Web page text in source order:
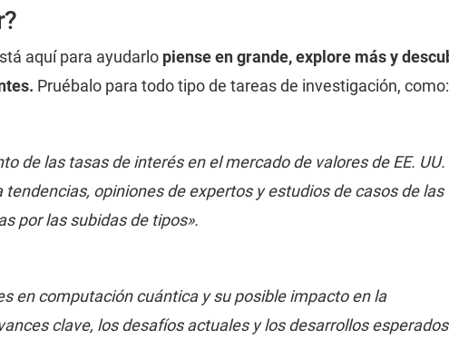
aquí para ayudarlo piense en grande, explore más y
Pruébalo para todo tipo de tareas de investigación, como:
de las tasas de interés en el mercado de valores de EE. UU.
opiniones de expertos y estudios de casos de las
por las subidas de tipos».
en computación cuántica y su posible impacto en la
clave, los desafíos actuales y los desarrollos